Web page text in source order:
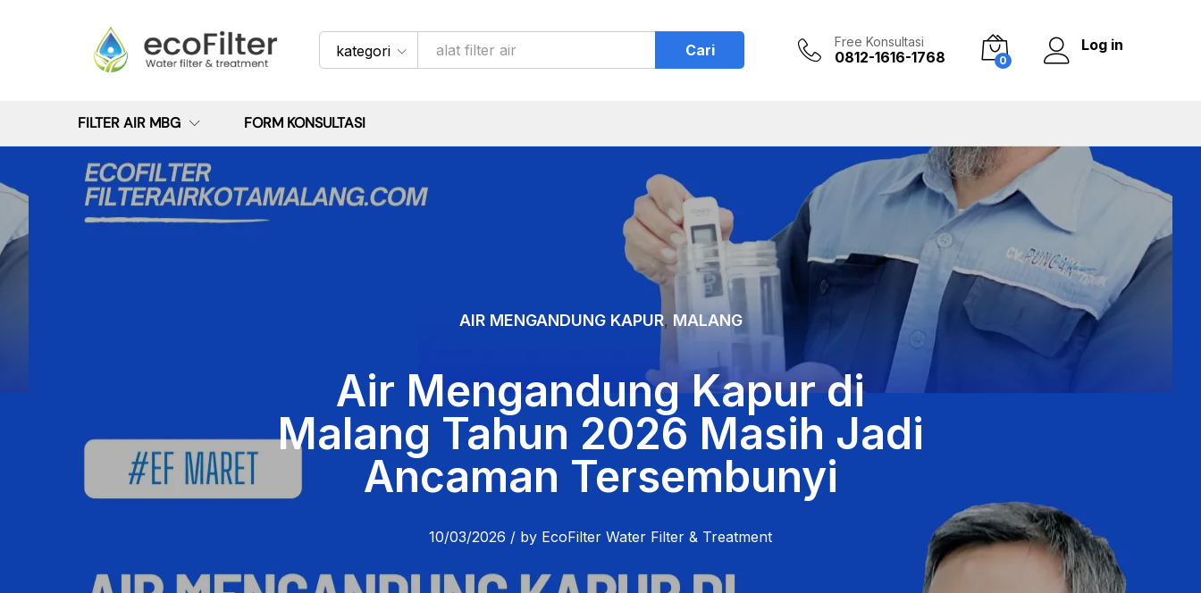
kategori Cari Free Konsultasi
0812-1616-1768 0
Log in
FILTER AIR MBG FORM KONSULTASI
AIR MENGANDUNG KAPUR, MALANG
Air Mengandung Kapur di
Malang Tahun 2026 Masih Jadi
Ancaman Tersembunyi
10/03/2026 / by EcoFilter Water Filter & Treatment